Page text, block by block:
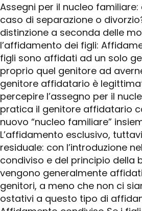
Assegni per il nucleo
caso di separazione o
distinzione a seconda delle
l’affidamento dei figli:
figli sono affidati ad un solo
proprio quel genitore ad
genitore affidatario è
percepire l’assegno per il
pratica il genitore affidatario
nuovo “nucleo familiare”
L’affidamento esclusivo,
residuale: con l’introduzione
condiviso e del principio della
vengono generalmente
genitori, a meno che non ci
ostativi a questo tipo di